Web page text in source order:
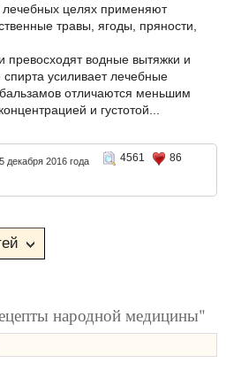
целях применяют
травы, ягоды, пряности,
превосходят водные вытяжки и
спирта усиливает лечебные
отличаются меньшим
и густотой...
декабря 2016 года 4561
86
народной медицины"